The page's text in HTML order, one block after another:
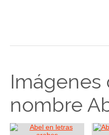
Imágenes
nombre